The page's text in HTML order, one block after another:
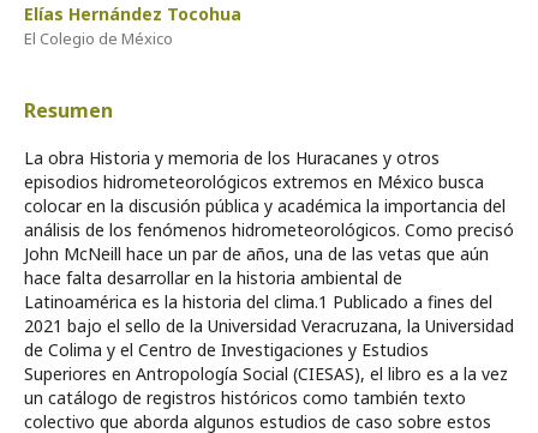
Elías Hernández Tocohua
El Colegio de México
Resumen
La obra Historia y memoria de los Huracanes y otros
episodios hidrometeorológicos extremos en México busca
colocar en la discusión pública y académica la importancia del
análisis de los fenómenos hidrometeorológicos. Como precisó
John McNeill hace un par de años, una de las vetas que aún
hace falta desarrollar en la historia ambiental de
Latinoamérica es la historia del clima.1 Publicado a fines del
2021 bajo el sello de la Universidad Veracruzana, la Universidad
de Colima y el Centro de Investigaciones y Estudios
Superiores en Antropología Social (CIESAS), el libro es a la vez
un catálogo de registros históricos como también texto
colectivo que aborda algunos estudios de caso sobre estos